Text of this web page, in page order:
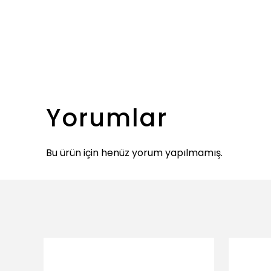
Yorumlar
Bu ürün için henüz yorum yapılmamış.